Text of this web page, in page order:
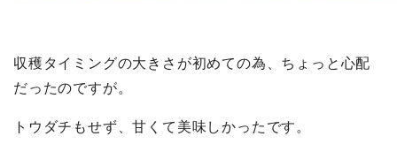
収穫タイミングの大きさが初めての為、ちょっと心配
だったのですが。
トウダチもせず、甘くて美味しかったです。